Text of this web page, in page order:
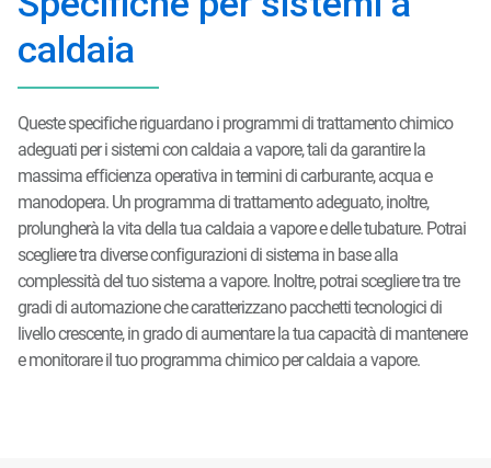
caldaia
Queste specifiche riguardano i programmi di trattamento chimico
adeguati per i sistemi con caldaia a vapore, tali da garantire la
massima efficienza operativa in termini di carburante, acqua e
manodopera. Un programma di trattamento adeguato, inoltre,
prolungherà la vita della tua caldaia a vapore e delle tubature. Potrai
scegliere tra diverse configurazioni di sistema in base alla
complessità del tuo sistema a vapore. Inoltre, potrai scegliere tra tre
gradi di automazione che caratterizzano pacchetti tecnologici di
livello crescente, in grado di aumentare la tua capacità di mantenere
e monitorare il tuo programma chimico per caldaia a vapore.